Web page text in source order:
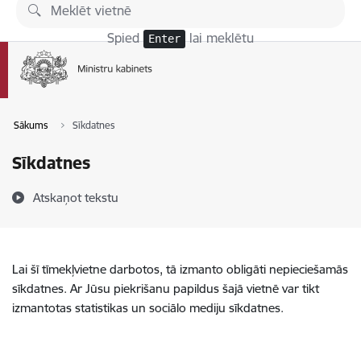
Pāriet uz lapas saturu
Spied Enter lai meklētu
Sākums Sīkdatnes
Sīkdatnes
Atskaņot tekstu
Lai šī tīmekļvietne darbotos, tā izmanto obligāti nepieciešamās
sīkdatnes. Ar Jūsu piekrišanu papildus šajā vietnē var tikt
izmantotas statistikas un sociālo mediju sīkdatnes.